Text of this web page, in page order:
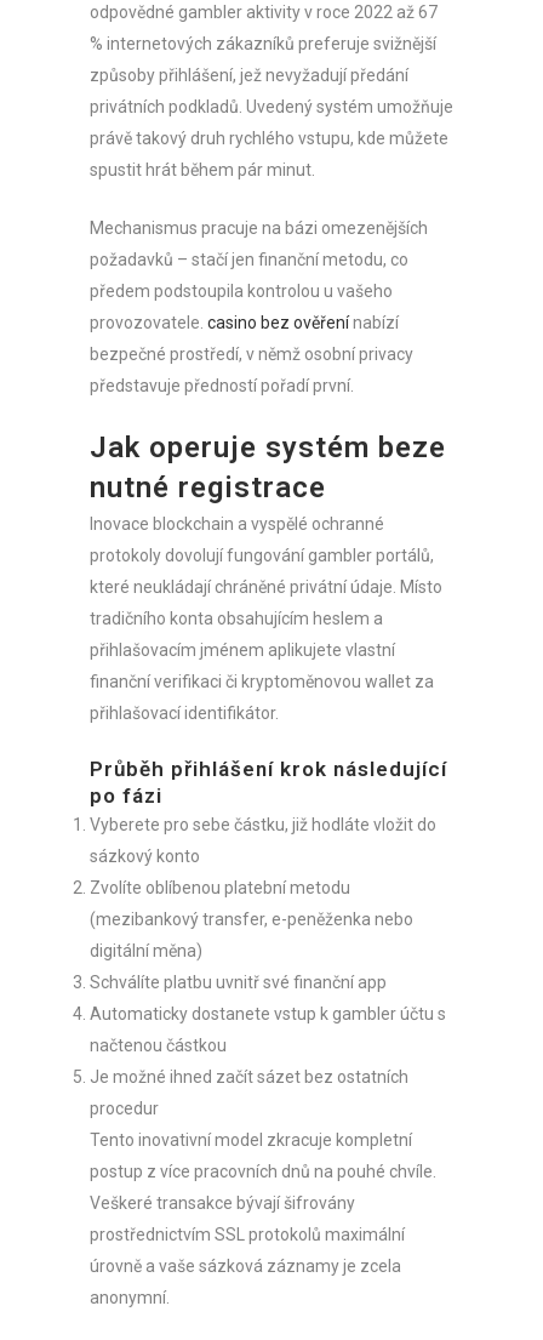
odpovědné gambler aktivity v roce 2022 až 67
% internetových zákazníků preferuje svižnější
způsoby přihlášení, jež nevyžadují předání
privátních podkladů. Uvedený systém umožňuje
právě takový druh rychlého vstupu, kde můžete
spustit hrát během pár minut.
Mechanismus pracuje na bázi omezenějších
požadavků – stačí jen finanční metodu, co
předem podstoupila kontrolou u vašeho
provozovatele. casino bez ověřenínabízí
bezpečné prostředí, v němž osobní privacy
představuje předností pořadí první.
Jak operuje systém beze
nutné registrace
Inovace blockchain a vyspělé ochranné
protokoly dovolují fungování gambler portálů,
které neukládají chráněné privátní údaje. Místo
tradičního konta obsahujícím heslem a
přihlašovacím jménem aplikujete vlastní
finanční verifikaci či kryptoměnovou wallet za
přihlašovací identifikátor.
Průběh přihlášení krok následující
po fázi
Vyberete pro sebe částku, již hodláte vložit do
sázkový konto
Zvolíte oblíbenou platební metodu
(mezibankový transfer, e-peněženka nebo
digitální měna)
Schválíte platbu uvnitř své finanční app
Automaticky dostanete vstup k gambler účtu s
načtenou částkou
Je možné ihned začít sázet bez ostatních
procedur
Tento inovativní model zkracuje kompletní
postup z více pracovních dnů na pouhé chvíle.
Veškeré transakce bývají šifrovány
prostřednictvím SSL protokolů maximální
úrovně a vaše sázková záznamy je zcela
anonymní.